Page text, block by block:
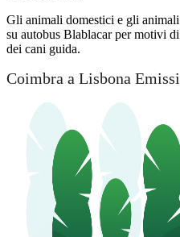
Gli animali domestici e gli
su autobus Blablacar per motivi
dei cani guida.
Coimbra a Lisbona